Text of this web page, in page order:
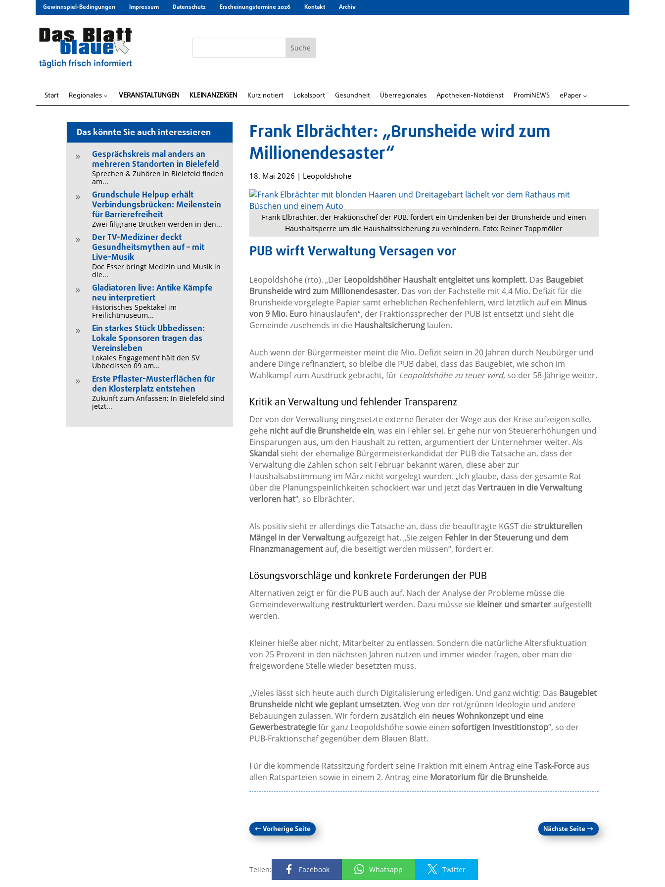
Gewinnspiel-Bedingungen Impressum Datenschutz Erscheinungstermine 2026 Kontakt Archiv
Start Regionales 3 VERANSTALTUNGEN KLEINANZEIGEN Kurz notiert Lokalsport Gesundheit Überregionales Apotheken-Notdienst PromiNEWS ePaper 3
Das könnte Sie auch interessieren
9
Gesprächskreis mal anders an
mehreren Standorten in Bielefeld
Sprechen & Zuhören In Bielefeld finden
am...
9
Grundschule Helpup erhält
Verbindungsbrücken: Meilenstein
für Barrierefreiheit
Zwei filigrane Brücken werden in den...
9
Der TV-Mediziner deckt
Gesundheitsmythen auf – mit
Live-Musik
Doc Esser bringt Medizin und Musik in
die...
9
Gladiatoren live: Antike Kämpfe
neu interpretiert
Historisches Spektakel im
Freilichtmuseum...
9
Ein starkes Stück Ubbedissen:
Lokale Sponsoren tragen das
Vereinsleben
Lokales Engagement hält den SV
Ubbedissen 09 am...
9
Erste Pflaster-Musterflächen für
den Klosterplatz entstehen
Zukunft zum Anfassen: In Bielefeld sind
jetzt...
Frank Elbrächter: „Brunsheide wird zum
Millionendesaster“
18. Mai 2026 | Leopoldshöhe
Frank Elbrächter, der Fraktionschef der PUB, fordert ein Umdenken bei der Brunsheide und einen
Haushaltsperre um die Haushaltssicherung zu verhindern. Foto: Reiner Toppmöller
PUB wirft Verwaltung Versagen vor
Leopoldshöhe (rto). „Der Leopoldshöher Haushalt entgleitet uns komplett. Das Baugebiet
Brunsheide wird zum Millionendesaster. Das von der Fachstelle mit 4,4 Mio. Defizit für die
Brunsheide vorgelegte Papier samt erheblichen Rechenfehlern, wird letztlich auf ein Minus
von 9 Mio. Eurohinauslaufen“, der Fraktionssprecher der PUB ist entsetzt und sieht die
Gemeinde zusehends in die Haushaltsicherunglaufen.
Auch wenn der Bürgermeister meint die Mio. Defizit seien in 20 Jahren durch Neubürger und
andere Dinge refinanziert, so bleibe die PUB dabei, dass das Baugebiet, wie schon im
Wahlkampf zum Ausdruck gebracht, für Leopoldshöhe zu teuer wird, so der 58-Jährige weiter.
Kritik an Verwaltung und fehlender Transparenz
Der von der Verwaltung eingesetzte externe Berater der Wege aus der Krise aufzeigen solle,
gehe nicht auf die Brunsheide ein, was ein Fehler sei. Er gehe nur von Steuererhöhungen und
Einsparungen aus, um den Haushalt zu retten, argumentiert der Unternehmer weiter. Als
Skandal sieht der ehemalige Bürgermeisterkandidat der PUB die Tatsache an, dass der
Verwaltung die Zahlen schon seit Februar bekannt waren, diese aber zur
Haushalsabstimmung im März nicht vorgelegt wurden. „Ich glaube, dass der gesamte Rat
über die Planungspeinlichkeiten schockiert war und jetzt das Vertrauen in die Verwaltung
verloren hat“, so Elbrächter.
Als positiv sieht er allerdings die Tatsache an, dass die beauftragte KGST die strukturellen
Mängel in der Verwaltungaufgezeigt hat. „Sie zeigen Fehler in der Steuerung und dem
Finanzmanagementauf, die beseitigt werden müssen“, fordert er.
Lösungsvorschläge und konkrete Forderungen der PUB
Alternativen zeigt er für die PUB auch auf. Nach der Analyse der Probleme müsse die
Gemeindeverwaltung restrukturiertwerden. Dazu müsse sie kleiner und smarteraufgestellt
werden.
Kleiner hieße aber nicht, Mitarbeiter zu entlassen. Sondern die natürliche Altersfluktuation
von 25 Prozent in den nächsten Jahren nutzen und immer wieder fragen, ober man die
freigewordene Stelle wieder besetzten muss.
„Vieles lässt sich heute auch durch Digitalisierung erledigen. Und ganz wichtig: Das Baugebiet
Brunsheide nicht wie geplant umsetzten. Weg von der rot/grünen Ideologie und andere
Bebauungen zulassen. Wir fordern zusätzlich ein neues Wohnkonzept und eine
Gewerbestrategiefür ganz Leopoldshöhe sowie einen sofortigen Investitionstop“, so der
PUB-Fraktionschef gegenüber dem Blauen Blatt.
Für die kommende Ratssitzung fordert seine Fraktion mit einem Antrag eine Task-Forceaus
allen Ratsparteien sowie in einem 2. Antrag eine Moratorium für die Brunsheide.
←Vorherige Seite Nächste Seite→
Teilen: Facebook Whatsapp Twitter